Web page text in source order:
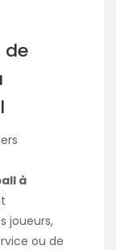
de
à
joueurs,
ou de